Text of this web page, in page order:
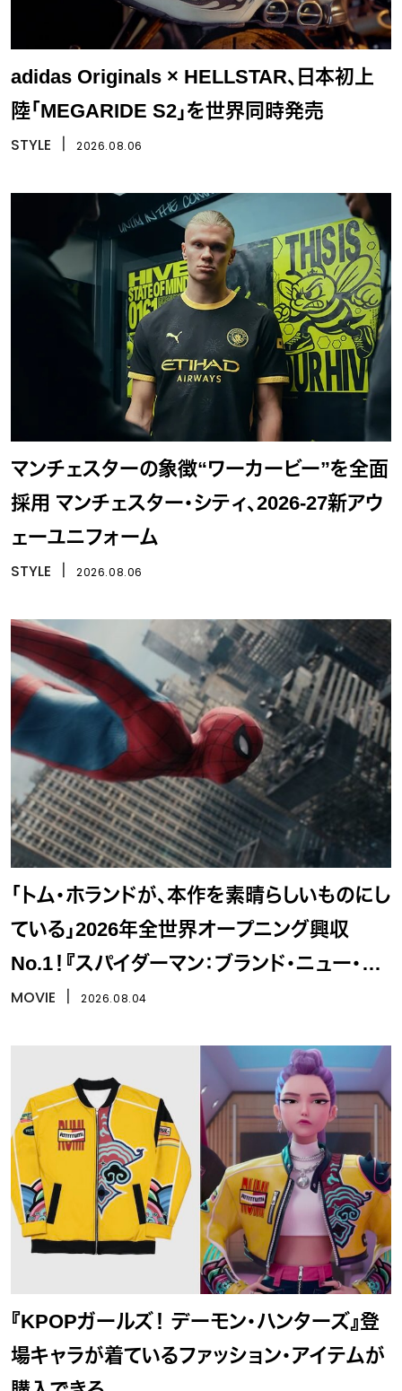
adidas Originals × HELLSTAR、日本初上
陸「MEGARIDE S2」を世界同時発売
STYLE 2026.08.06
マンチェスターの象徴“ワーカービー”を全面
採用 マンチェスター・シティ、2026-27新アウ
ェーユニフォーム
STYLE 2026.08.06
「トム・ホランドが、本作を素晴らしいものにし
ている」2026年全世界オープニング興収
No.1！『スパイダーマン：ブランド・ニュー・デ
イ』
MOVIE 2026.08.04
『KPOPガールズ！ デーモン・ハンターズ』登
場キャラが着ているファッション・アイテムが